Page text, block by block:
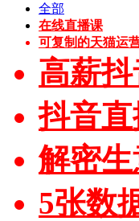
全部
在线直播课
可复制的天猫运
高薪
抖音
解密
5张数